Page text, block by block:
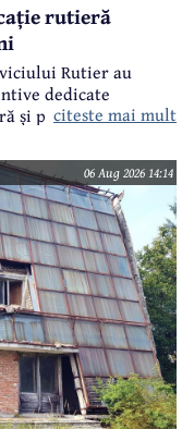
rutieră
Rutier au
dedicate
și promovării unui
citeste mai mult
06 Aug 2026 14:14